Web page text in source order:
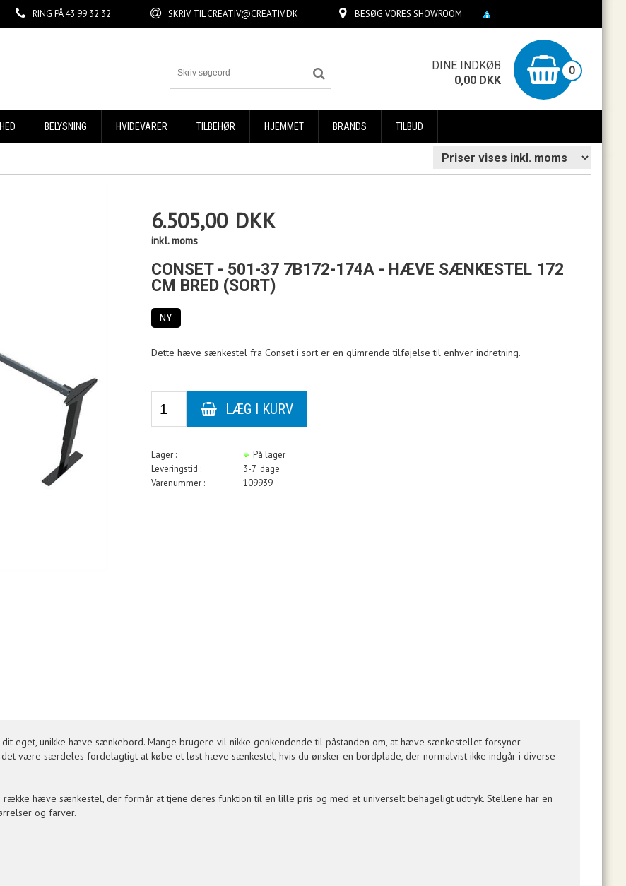
RING PÅ43 99 32 32 SKRIV TILCREATIV@CREATIV.DK BESØG VORES SHOWROOM
DINE INDKØB 0
0,00 DKK
BELYSNING HVIDEVARER TILBEHØR HJEMMET BRANDS TILBUD
6.505,00 DKK
inkl. moms
CONSET - 501-37 7B172-174A - HÆVE SÆNKESTEL 172
CM BRED (SORT)
NY
Dette hæve sænkestel fra Conset i sort er en glimrende tilføjelse til enhver indretning.
Lager :
På lager
Leveringstid :
3-7 dage
Varenummer :
109939
eget, unikke hæve sænkebord. Mange brugere vil nikke genkendende til påstanden om, at hæve sænkestellet forsyner
være særdeles fordelagtigt at købe et løst hæve sænkestel, hvis du ønsker en bordplade, der normalvist ikke indgår i diverse
hæve sænkestel, der formår at tjene deres funktion til en lille pris og med et universelt behageligt udtryk. Stellene har en
og farver.